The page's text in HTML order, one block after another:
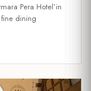
Pera Hotel’in
fine dining